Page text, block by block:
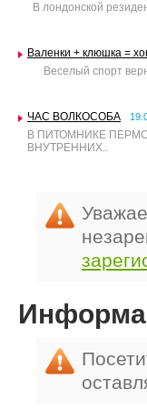
В лондонской
Валенки + клюшка =
Веселый спорт
ЧАС ВОЛКОСОБА
В ПИТОМНИКЕ
ВНУТРЕННИХ..